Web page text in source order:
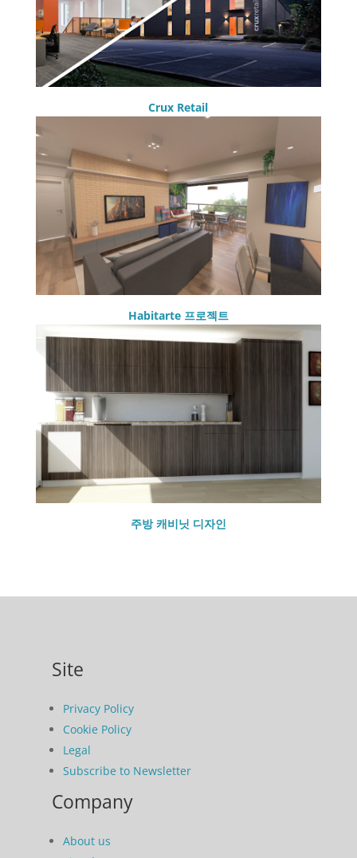
Crux Retail
Habitarte 프로젝트
주방 캐비닛 디자인
Site
Privacy Policy
Cookie Policy
Legal
Subscribe to Newsletter
Company
About us